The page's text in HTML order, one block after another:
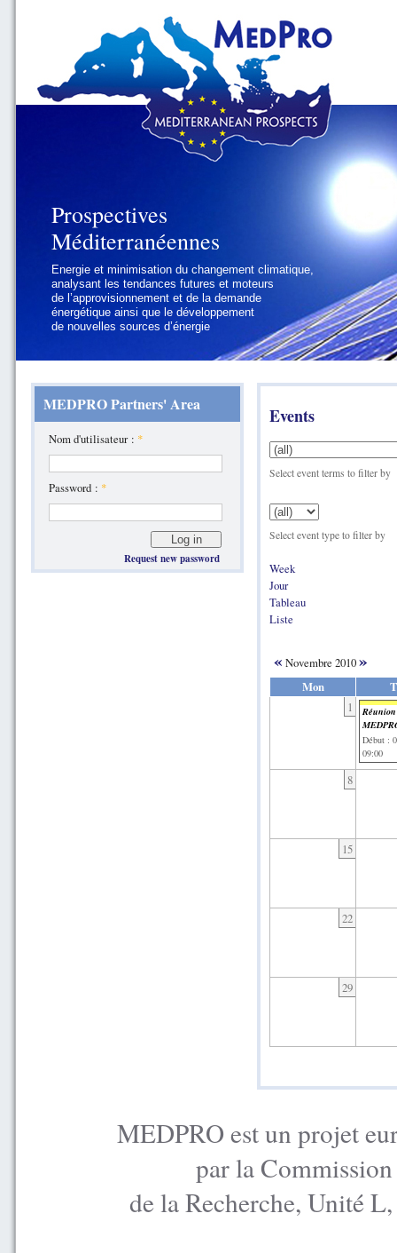
Prospectives
Méditerranéennes
Energie et minimisation du changement climatique,
analysant les tendances futures et moteurs
de l’approvisionnement et de la demande
énergétique ainsi que le développement
de nouvelles sources d’énergie
Prospectives
Méditerranéennes
Géopolitique et gouvernance, se focalisant sur les
défis politiques régionaux et internationaux
auxquels les pays méditerranéens
doivent faire face
MEDPRO Partners' Area
Nom d'utilisateur : *
Password : *
Request new password
Events
Select event terms to filter by
Select event type to filter by
Week
Jour
Tableau
Liste
« Novembre 2010»
Mon
1
Début :
09:00
8
15
22
29
MEDPRO est un projet
par la
de la Recherche, Unité